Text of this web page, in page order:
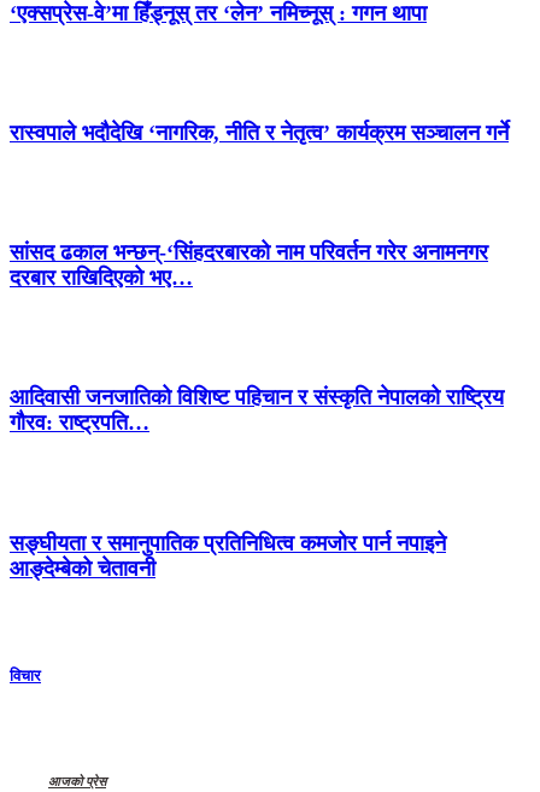
‘एक्सप्रेस-वे’मा हिँड्नूस् तर ‘लेन’ नमिच्नूस् : गगन थापा
रास्वपाले भदौदेखि ‘नागरिक, नीति र नेतृत्व’ कार्यक्रम सञ्चालन गर्ने
सांसद ढकाल भन्छन्-‘सिंहदरबारको नाम परिवर्तन गरेर अनामनगर
दरबार राखिदिएको भए…
आदिवासी जनजातिको विशिष्ट पहिचान र संस्कृति नेपालको राष्ट्रिय
गौरव: राष्ट्रपति…
सङ्घीयता र समानुपातिक प्रतिनिधित्व कमजोर पार्न नपाइने
आङ्देम्बेको चेतावनी
विचार
आजको प्रेस